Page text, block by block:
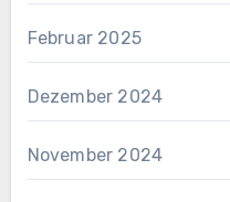
Februar 2025
Dezember 2024
November 2024